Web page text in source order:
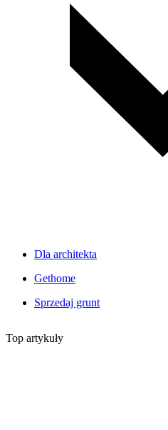
Dla architekta
Gethome
Sprzedaj grunt
Top artykuły